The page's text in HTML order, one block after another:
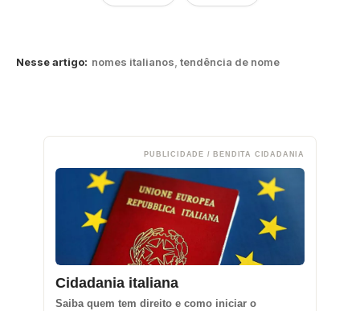
Nesse artigo: nomes italianos, tendência de nome
PUBLICIDADE / BENDITA CIDADANIA
Cidadania italiana
Saiba quem tem direito e como iniciar o